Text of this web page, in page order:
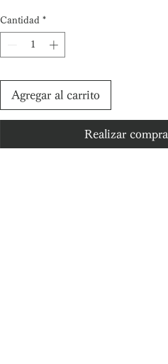
Cantidad *
Agregar al carrito
Realizar compra